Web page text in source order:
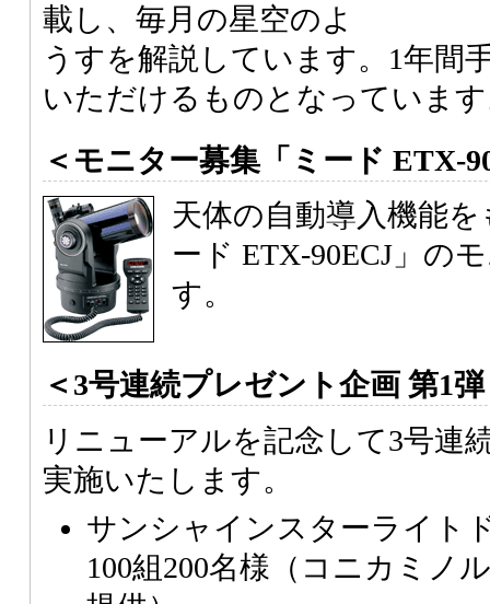
載し、毎月の星空のよ
うすを解説しています。1年間
いただけるものとなっていま
＜モニター募集「ミード ETX-
天体の自動導入機能
ード ETX-90ECJ」の
す。
＜3号連続プレゼント企画 第1
リニューアルを記念して3号連
実施いたします。
サンシャインスターライト
100組200名様（コニカミノ